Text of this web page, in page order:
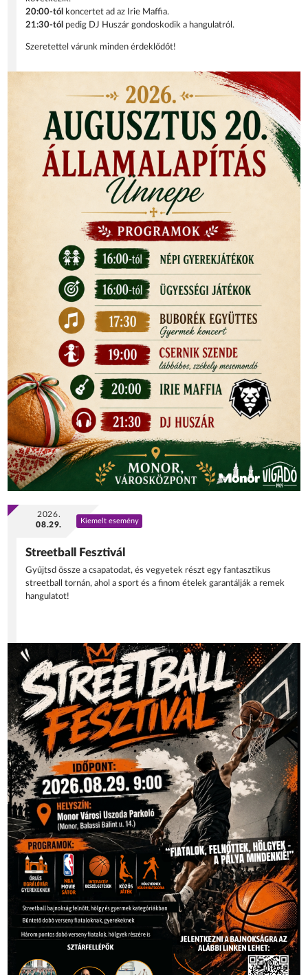
20:00-tól
koncertet ad az Irie Maffia.
21:30-tól pedig DJ Huszár gondoskodik a hangulatról.
Szeretettel várunk minden érdeklődőt!
2026.
08.29.
Kiemelt esemény
Streetball Fesztivál
Gyűjtsd össze a csapatodat, és vegyetek részt egy fantasztikus
streetball tornán, ahol a sport és a finom ételek garantálják a remek
hangulatot!